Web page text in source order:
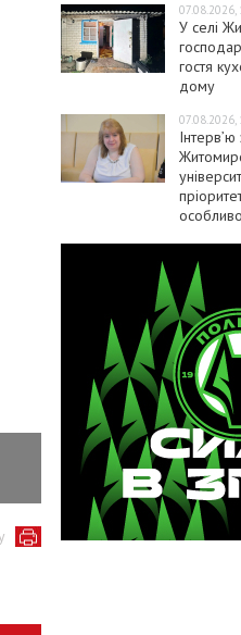
Фото: патрульна
07.08.2026,
У селі
гостя
дому
07.08.2026,